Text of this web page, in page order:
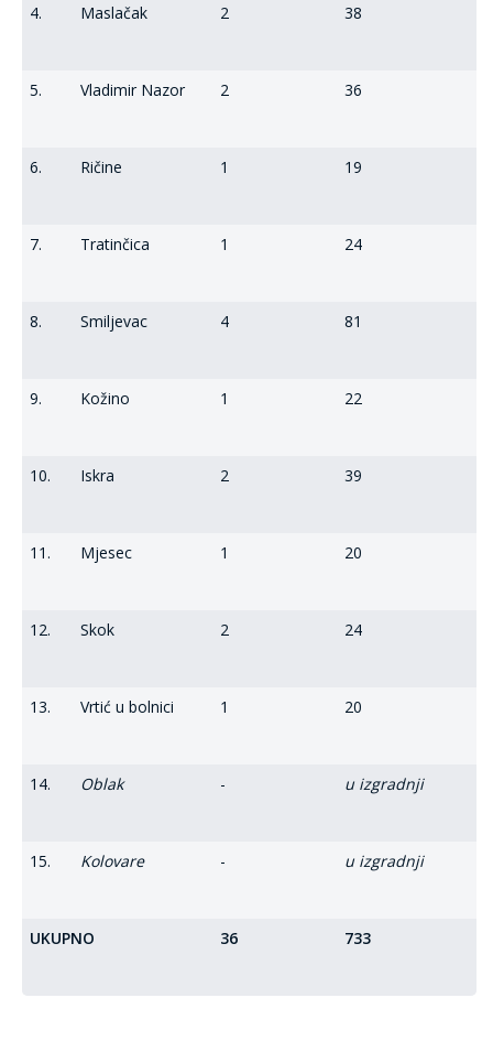
4. Maslačak 2 38
5. Vladimir Nazor 2 36
6. Ričine 1 19
7. Tratinčica 1 24
8. Smiljevac 4 81
9. Kožino 1 22
10. Iskra 2 39
11. Mjesec 1 20
12. Skok 2 24
13. Vrtić u bolnici 1 20
14. Oblak - u izgradnji
15. Kolovare - u izgradnji
UKUPNO 36 733